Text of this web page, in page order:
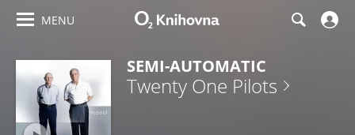
MENU
SEMI-AUTOMATIC
Twenty One Pilots